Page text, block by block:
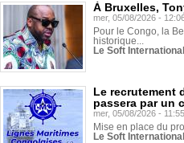
À Bruxelles,
mer, 05/08/2026 -
Pour le Congo, la
historique...
Le Soft
Le recrutement
passera par un
mer, 05/08/2026 - 11:55
Mise en place du
Le Soft